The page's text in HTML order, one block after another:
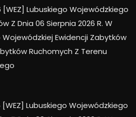
Lubuskiego Wojewódzkiego
Z Dnia 06 Sierpnia 2026 R. W
Wojewódzkiej Ewidencji Zabytków
Ruchomych Z Terenu
Lubuskiego Wojewódzkiego